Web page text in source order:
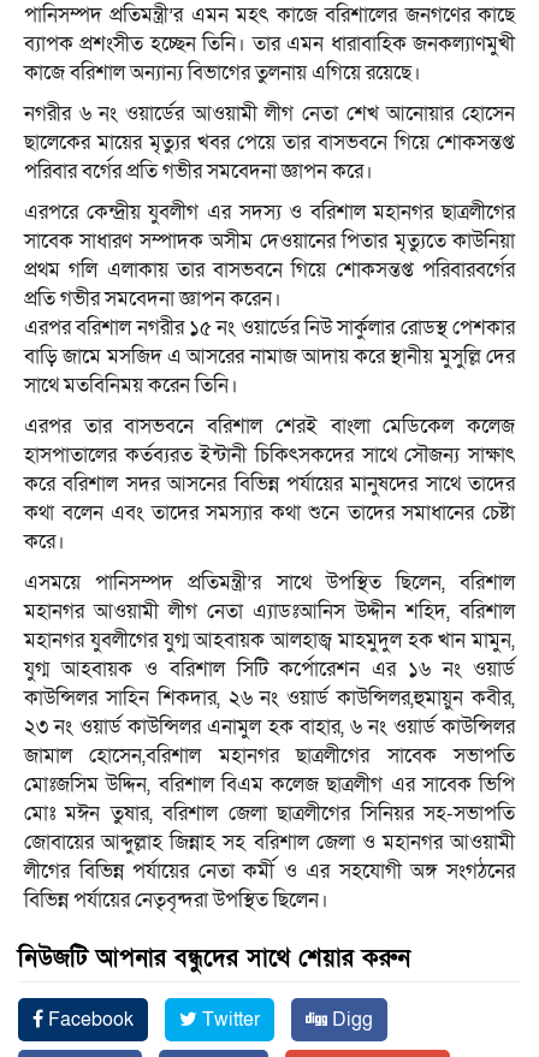
পানিসম্পদ প্রতিমন্ত্রী’র এমন মহৎ কাজে বরিশালের জনগণের কাছে
ব্যাপক প্রশংসীত হচ্ছেন তিনি। তার এমন ধারাবাহিক জনকল্যাণমুখী
কাজে বরিশাল অন্যান্য বিভাগের তুলনায় এগিয়ে রয়েছে।
নগরীর ৬ নং ওয়ার্ডের আওয়ামী লীগ নেতা শেখ আনোয়ার হোসেন
ছালেকের মায়ের মৃত্যুর খবর পেয়ে তার বাসভবনে গিয়ে শোকসন্তপ্ত
পরিবার বর্গের প্রতি গভীর সমবেদনা জ্ঞাপন করে।
এরপরে কেন্দ্রীয় যুবলীগ এর সদস্য ও বরিশাল মহানগর ছাত্রলীগের
সাবেক সাধারণ সম্পাদক অসীম দেওয়ানের পিতার মৃত্যুতে কাউনিয়া
প্রথম গলি এলাকায় তার বাসভবনে গিয়ে শোকসন্তপ্ত পরিবারবর্গের
প্রতি গভীর সমবেদনা জ্ঞাপন করেন।
এরপর বরিশাল নগরীর ১৫ নং ওয়ার্ডের নিউ সার্কুলার রোডস্থ পেশকার
বাড়ি জামে মসজিদ এ আসরের নামাজ আদায় করে স্থানীয় মুসুল্লি দের
সাথে মতবিনিময় করেন তিনি।
এরপর তার বাসভবনে বরিশাল শেরই বাংলা মেডিকেল কলেজ
হাসপাতালের কর্তব্যরত ইন্টানী চিকিৎসকদের সাথে সৌজন্য সাক্ষাৎ
করে বরিশাল সদর আসনের বিভিন্ন পর্যায়ের মানুষদের সাথে তাদের
কথা বলেন এবং তাদের সমস্যার কথা শুনে তাদের সমাধানের চেষ্টা
করে।
এসময়ে পানিসম্পদ প্রতিমন্ত্রী’র সাথে উপস্থিত ছিলেন, বরিশাল
মহানগর আওয়ামী লীগ নেতা এ্যাডঃআনিস উদ্দীন শহিদ, বরিশাল
মহানগর যুবলীগের যুগ্ম আহবায়ক আলহাজ্ব মাহমুদুল হক খান মামুন,
যুগ্ম আহবায়ক ও বরিশাল সিটি কর্পোরেশন এর ১৬ নং ওয়ার্ড
কাউন্সিলর সাহিন শিকদার, ২৬ নং ওয়ার্ড কাউন্সিলর,হুমায়ুন কবীর,
২৩ নং ওয়ার্ড কাউন্সিলর এনামুল হক বাহার, ৬ নং ওয়ার্ড কাউন্সিলর
জামাল হোসেন,বরিশাল মহানগর ছাত্রলীগের সাবেক সভাপতি
মোঃজসিম উদ্দিন, বরিশাল বিএম কলেজ ছাত্রলীগ এর সাবেক ভিপি
মোঃ মঈন তুষার, বরিশাল জেলা ছাত্রলীগের সিনিয়র সহ-সভাপতি
জোবায়ের আব্দুল্লাহ জিন্নাহ সহ বরিশাল জেলা ও মহানগর আওয়ামী
লীগের বিভিন্ন পর্যায়ের নেতা কর্মী ও এর সহযোগী অঙ্গ সংগঠনের
বিভিন্ন পর্যায়ের নেতৃবৃন্দরা উপস্থিত ছিলেন।
নিউজটি আপনার বন্ধুদের সাথে শেয়ার করুন
Facebook Twitter Digg